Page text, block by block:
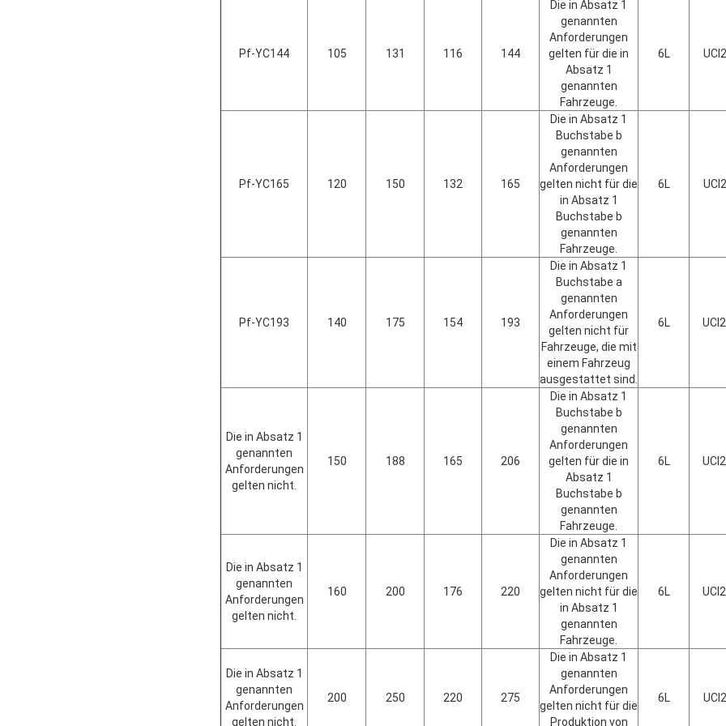
Pf-YC144 105 131 116 144
Die in Absatz 1
genannten
Anforderungen
gelten für die in
Absatz 1
genannten
Fahrzeuge.
6L
Pf-YC165 120 150 132 165
Die in Absatz 1
Buchstabe b
genannten
Anforderungen
gelten nicht für die
in Absatz 1
Buchstabe b
genannten
Fahrzeuge.
6L
Pf-YC193 140 175 154 193
Die in Absatz 1
Buchstabe a
genannten
Anforderungen
gelten nicht für
Fahrzeuge, die mit
einem Fahrzeug
ausgestattet sind.
6L
Die in Absatz 1
genannten
Anforderungen
gelten nicht.
150 188 165 206
Die in Absatz 1
Buchstabe b
genannten
Anforderungen
gelten für die in
Absatz 1
Buchstabe b
genannten
Fahrzeuge.
6L
Die in Absatz 1
genannten
Anforderungen
gelten nicht.
160 200 176 220
Die in Absatz 1
genannten
Anforderungen
gelten nicht für die
in Absatz 1
genannten
Fahrzeuge.
6L
Die in Absatz 1
genannten
Anforderungen
gelten nicht.
200 250 220 275
Die in Absatz 1
genannten
Anforderungen
gelten nicht für die
Produktion von
6L